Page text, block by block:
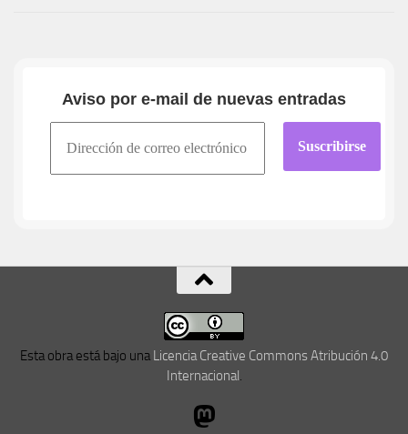
Aviso por e-mail de nuevas entradas
Esta obra está bajo una Licencia Creative Commons Atribución 4.0
Internacional.